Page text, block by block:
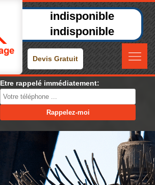
indisponible
indisponible
Devis Gratuit
Etre rappelé immédiatement: